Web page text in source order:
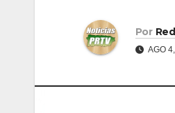
Por
AGO